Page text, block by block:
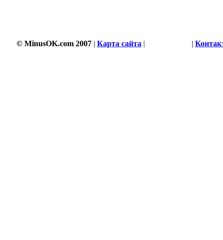
© MinusOK.com 2007 | Карта сайта | |